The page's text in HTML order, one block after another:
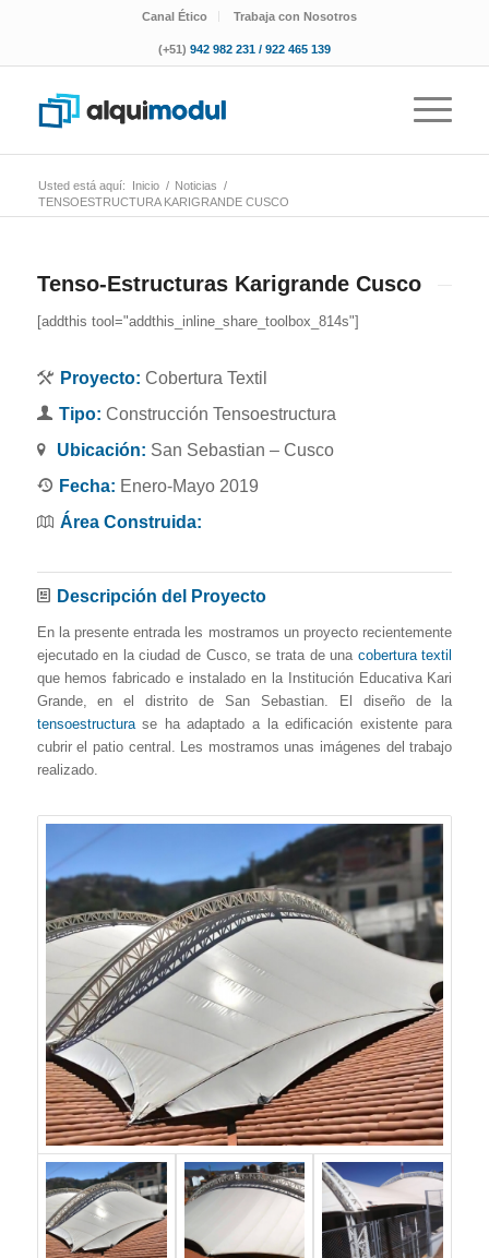
Canal Ético Trabaja con Nosotros
(+51) 942 982 231 / 922 465 139
Usted está aquí: Inicio / Noticias /
TENSOESTRUCTURA KARIGRANDE CUSCO
Tenso-Estructuras Karigrande Cusco
[addthis tool="addthis_inline_share_toolbox_814s"]
Proyecto: Cobertura Textil
Tipo: Construcción Tensoestructura
Ubicación: San Sebastian – Cusco
Fecha: Enero-Mayo 2019
Área Construida:
Descripción del Proyecto
En la presente entrada les mostramos un proyecto recientemente
ejecutado en la ciudad de Cusco, se trata de una cobertura textil
que hemos fabricado e instalado en la Institución Educativa Kari
Grande, en el distrito de San Sebastian. El diseño de la
tensoestructurase ha adaptado a la edificación existente para
cubrir el patio central. Les mostramos unas imágenes del trabajo
realizado.